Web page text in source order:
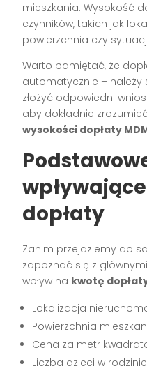
mieszkania. Wysokość
czynników, takich jak
powierzchnia czy
Warto pamiętać, że
automatycznie – należy
złożyć odpowiedni
aby dokładnie
wysokości dopłaty
dopłaty
Zanim przejdziemy do
zapoznać się z
wpływ na kwotę
Lokalizacja
Powierzchnia
Cena za metr
Liczba dzieci w rodzinie